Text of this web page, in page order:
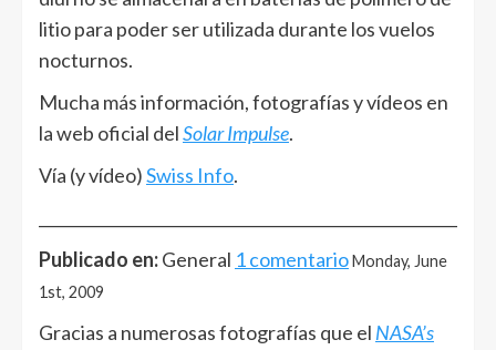
litio para poder ser utilizada durante los vuelos
nocturnos.
Mucha más información, fotografías y vídeos en
la web oficial delSolar Impulse.
Vía (y vídeo)Swiss Info.
Publicado en:General 1 comentarioMonday, June
1st, 2009
Gracias a numerosas fotografías que el NASA’s